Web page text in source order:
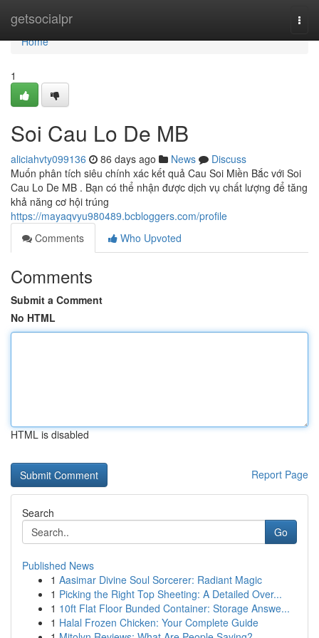
getsocialpr
Home
Home
1
Soi Cau Lo De MB
aliciahvty099136 86 days ago News
Discuss
Muốn phân tích siêu chính xác kết quả Cau Soi Miền Bắc với Soi
Cau Lo De MB . Bạn có thể nhận được dịch vụ chất lượng để tăng
khả năng cơ hội trúng
https://mayaqvyu980489.bcbloggers.com/profile
Comments
Who Upvoted
Comments
Submit a Comment
No HTML
HTML is disabled
Report Page
Search
Go
Published News
1 Aasimar Divine Soul Sorcerer: Radiant Magic
1 Picking the Right Top Sheeting: A Detailed Over...
1 10ft Flat Floor Bunded Container: Storage Answe...
1 Halal Frozen Chicken: Your Complete Guide